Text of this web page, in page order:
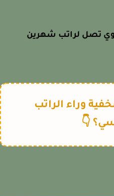
تصل لراتب شهرين
وراء الراتب
👇